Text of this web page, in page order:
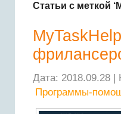
Статьи с меткой
Дата: 2018.09.28 |
Программы-